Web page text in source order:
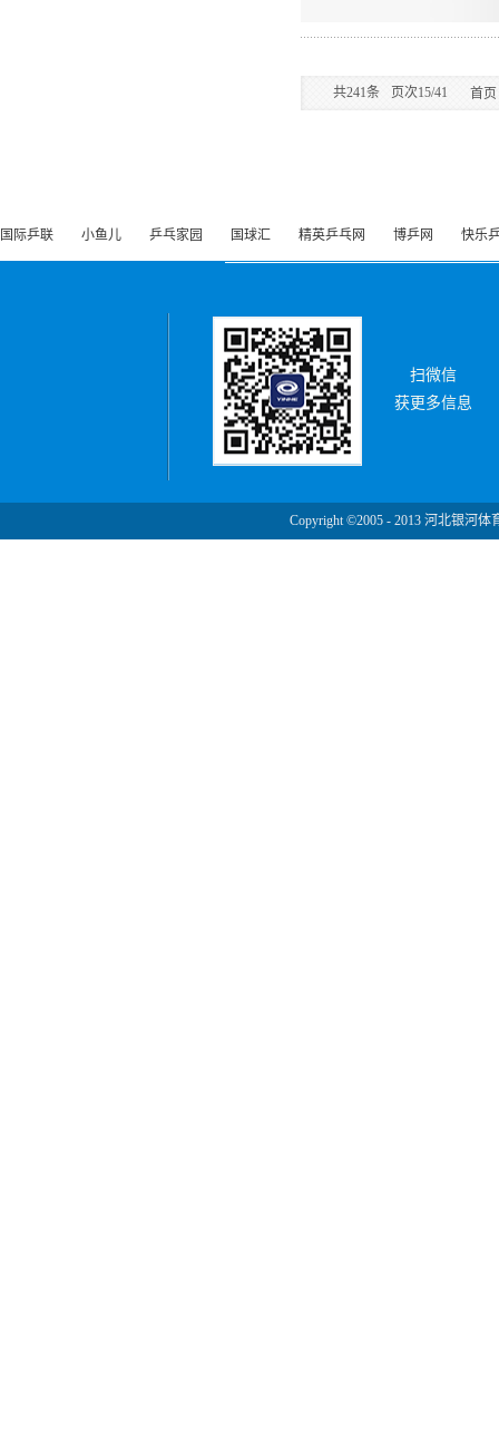
共241条 页次15/41 首页
国际乒联 小鱼儿 乒乓家园 国球汇 精英乒乓网 博乒网 快乐
扫微信
获更多信息
Copyright ©2005 - 2013 河北银河体